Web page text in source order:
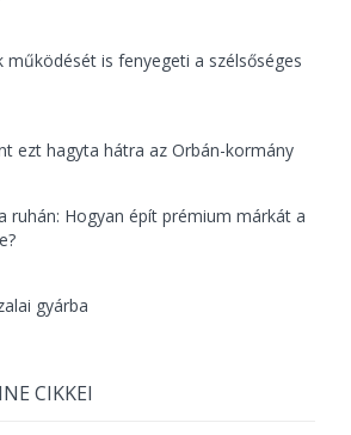
működését is fenyegeti a szélsőséges
ezt hagyta hátra az Orbán-kormány
ruhán: Hogyan épít prémium márkát a
gyárba
CIKKEI